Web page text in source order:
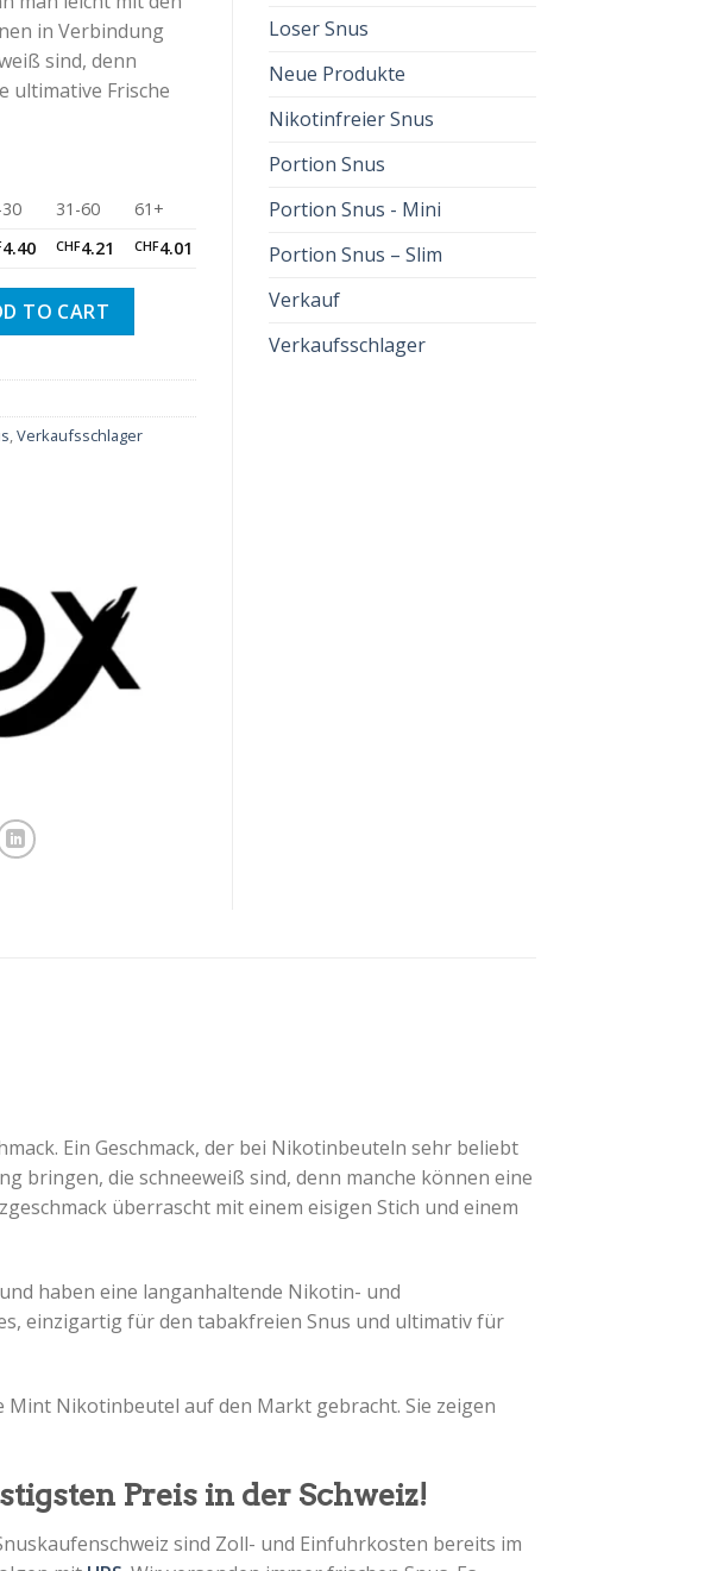
in Verbindung
sind, denn
ultimative Frische
31-60 61+
4.40 CHF4.21 CHF4.01
TO CART
Verkaufsschlager
Loser Snus
Neue Produkte
Nikotinfreier Snus
Portion Snus
Portion Snus - Mini
Portion Snus – Slim
Verkauf
Verkaufsschlager
Ein Geschmack, der bei Nikotinbeuteln sehr beliebt
bringen, die schneeweiß sind, denn manche können eine
überrascht mit einem eisigen Stich und einem
haben eine langanhaltende Nikotin- und
einzigartig für den tabakfreien Snus und ultimativ für
Mint Nikotinbeutel auf den Markt gebracht. Sie zeigen
Preis in der Schweiz!
sind Zoll- und Einfuhrkosten bereits im